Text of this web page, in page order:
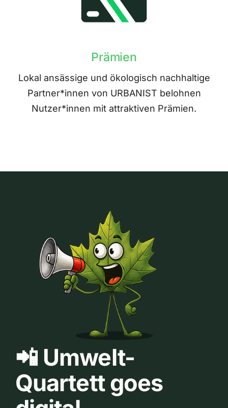
Prämien
Lokal ansässige und ökologisch nachhaltige
Partner*innen von URBANIST belohnen
Nutzer*innen mit attraktiven Prämien.
📲 Umwelt-
Quartett goes